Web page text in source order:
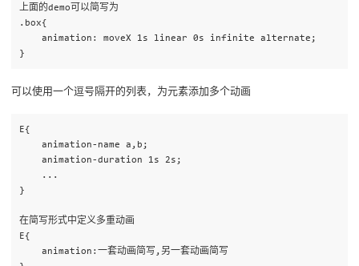
上面的demo可以简写为
.box{
    animation: moveX 1s linear 0s infinite alternate;
可以使用一个逗号隔开的列表，为元素添加多个动画
E{
    animation-name a,b;
    animation-duration 1s 2s;
    ...
}
在简写形式中定义多重动画
E{
    animation:一套动画简写,另一套动画简写